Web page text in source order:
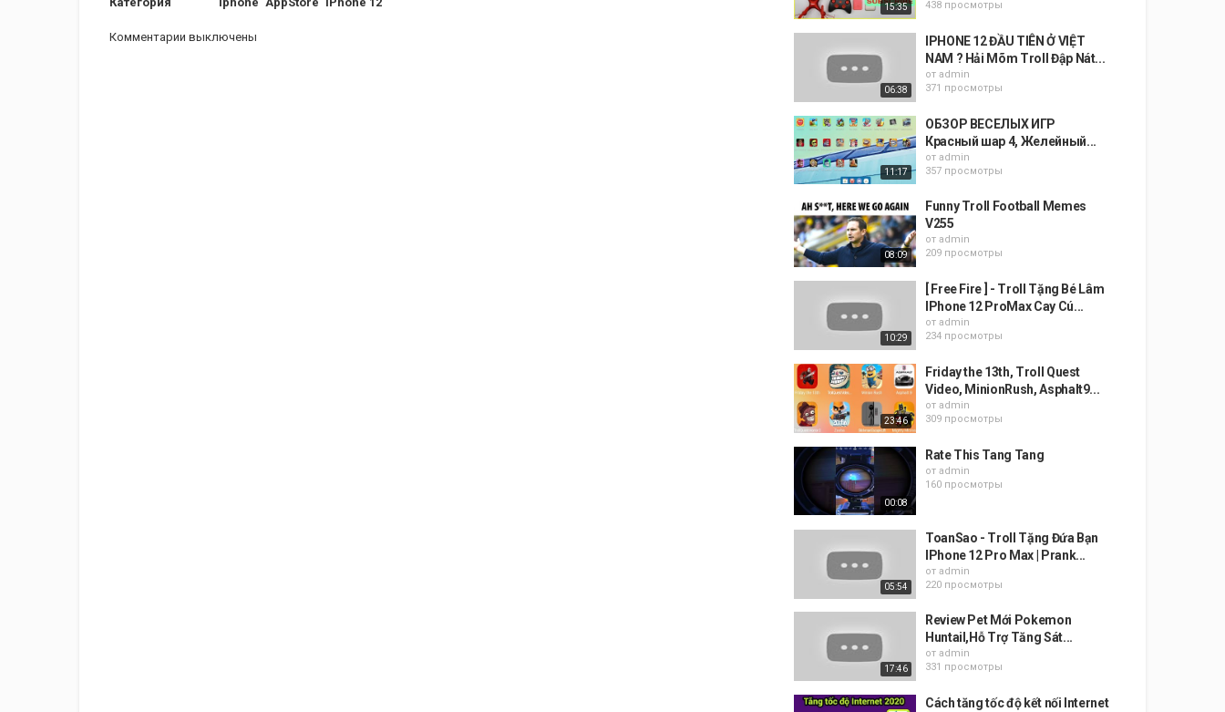
Комментарии выключены
15:35 438 просмотры
06:38
IPHONE 12 ĐẦU TIÊN Ở VIỆT
NAM ? Hải Mõm Troll Đập Nát...
от admin
371 просмотры
11:17
ОБЗОР ВЕСЕЛЫХ ИГР
Красный шар 4, Желейный...
от admin
357 просмотры
08:09
Funny Troll Football Memes
V255
от admin
209 просмотры
10:29
[ Free Fire ] - Troll Tặng Bé Lâm
IPhone 12 ProMax Cay Cú...
от admin
234 просмотры
23:46
Friday the 13th, Troll Quest
Video, MinionRush, Asphalt9...
от admin
309 просмотры
00:08
Rate This Tang Tang
от admin
160 просмотры
05:54
ToanSao - Troll Tặng Đứa Bạn
IPhone 12 Pro Max | Prank...
от admin
220 просмотры
17:46
Review Pet Mới Pokemon
Huntail,Hỗ Trợ Tăng Sát...
от admin
331 просмотры
Cách tăng tốc độ kết nối Internet